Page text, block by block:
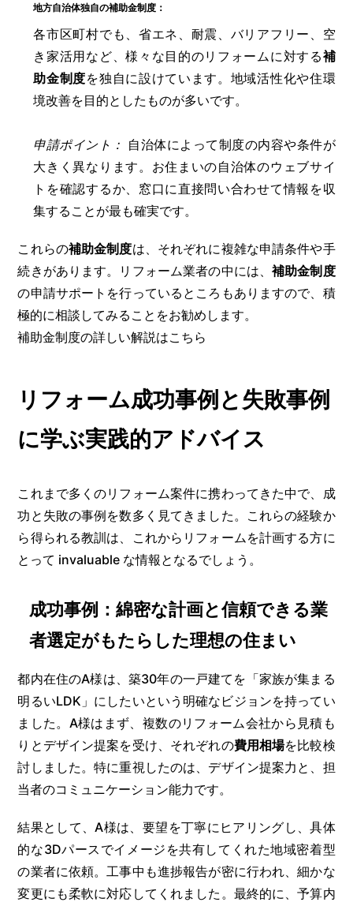
地方自治体独自の補助金制度：
各市区町村でも、省エネ、耐震、バリアフリー、空
き家活用など、様々な目的のリフォームに対する補
助金制度を独自に設けています。地域活性化や住環
境改善を目的としたものが多いです。
申請ポイント： 自治体によって制度の内容や条件が
大きく異なります。お住まいの自治体のウェブサイ
トを確認するか、窓口に直接問い合わせて情報を収
集することが最も確実です。
これらの補助金制度は、それぞれに複雑な申請条件や手
続きがあります。リフォーム業者の中には、補助金制度
の申請サポートを行っているところもありますので、積
極的に相談してみることをお勧めします。
補助金制度の詳しい解説はこちら
リフォーム成功事例と失敗事例
に学ぶ実践的アドバイス
これまで多くのリフォーム案件に携わってきた中で、成
功と失敗の事例を数多く見てきました。これらの経験か
ら得られる教訓は、これからリフォームを計画する方に
とって invaluable な情報となるでしょう。
成功事例：綿密な計画と信頼できる業
者選定がもたらした理想の住まい
都内在住のA様は、築30年の一戸建てを「家族が集まる
明るいLDK」にしたいという明確なビジョンを持ってい
ました。A様はまず、複数のリフォーム会社から見積も
りとデザイン提案を受け、それぞれの費用相場を比較検
討しました。特に重視したのは、デザイン提案力と、担
当者のコミュニケーション能力です。
結果として、A様は、要望を丁寧にヒアリングし、具体
的な3Dパースでイメージを共有してくれた地域密着型
の業者に依頼。工事中も進捗報告が密に行われ、細かな
変更にも柔軟に対応してくれました。最終的に、予算内